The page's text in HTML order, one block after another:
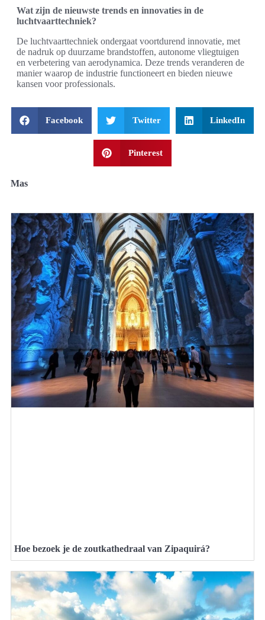
Wat zijn de nieuwste trends en innovaties in de
luchtvaarttechniek?
De luchtvaarttechniek ondergaat voortdurend innovatie, met
de nadruk op duurzame brandstoffen, autonome vliegtuigen
en verbetering van aerodynamica. Deze trends veranderen de
manier waarop de industrie functioneert en bieden nieuwe
kansen voor professionals.
Facebook Twitter LinkedIn
Pinterest
Mas
Hoe bezoek je de zoutkathedraal van Zipaquirá?